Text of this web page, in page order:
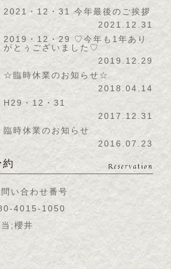
2021・12・31 今年最後のご挨拶
2021.12.31
2019・12・29 ♡今年も1年あり
がとぅございました♡
2019.12.29
☆臨時休業のお知らせ☆
2018.04.14
H29・12・31
2017.12.31
臨時休業のお知らせ
2016.07.23
約 Reservation
い合わせ番号
4015-1050
;櫻井